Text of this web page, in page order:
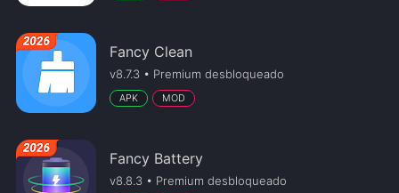
Fancy Clean
v8.7.3 • Premium desbloqueado
APK MOD
Fancy Battery
v8.8.3 • Premium desbloqueado